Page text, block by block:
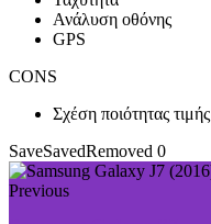
Ανάλυση οθόνης
GPS
CONS
Σχέση ποιότητας τιμής
SaveSavedRemoved 0
Previous